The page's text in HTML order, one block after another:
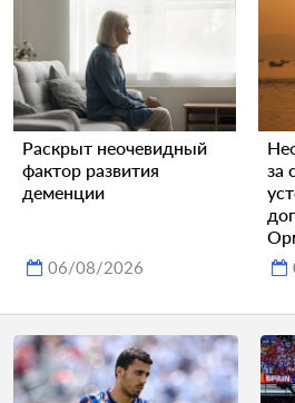
Раскрыт неочевидный
фактор развития
деменции
06/08/2026
за